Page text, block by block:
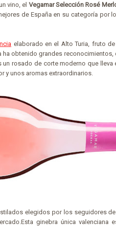
vino, el Vegamar Selección Rosé
de España en su categoría por
elaborado en el Alto Turia, fruto
ha obtenido grandes
rosado de corte moderno que lleva
y unos aromas extraordinarios.
elegidos por los seguidores
ginebra única valenciana